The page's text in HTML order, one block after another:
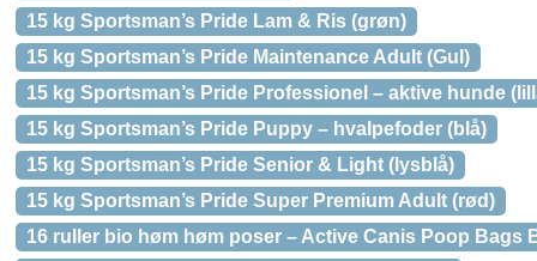
15 kg Sportsman’s Pride Lam & Ris (grøn)
15 kg Sportsman’s Pride Maintenance Adult (Gul)
15 kg Sportsman’s Pride Professionel – aktive hunde
15 kg Sportsman’s Pride Puppy – hvalpefoder (blå)
15 kg Sportsman’s Pride Senior & Light (lysblå)
15 kg Sportsman’s Pride Super Premium Adult (rød)
16 ruller bio høm høm poser – Active Canis Poop Bags